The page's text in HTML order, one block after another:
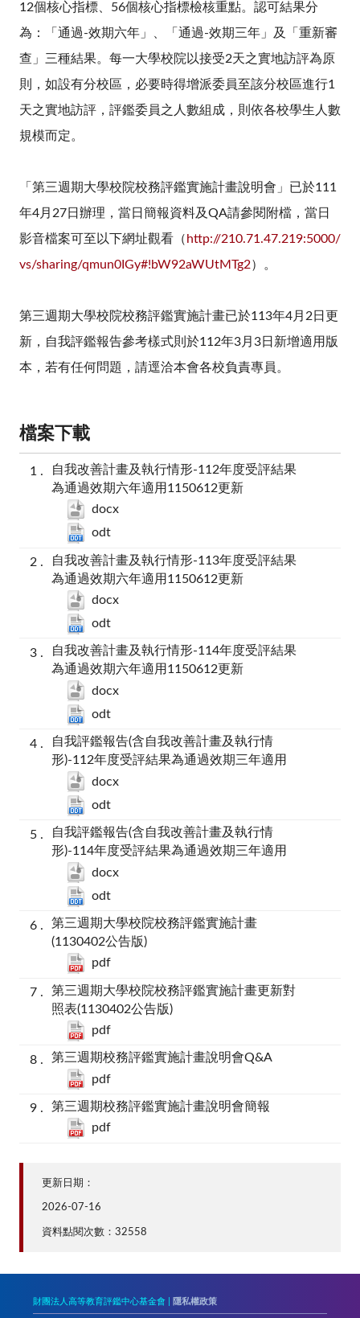
12個核心指標、56個核心指標檢核重點。認可結果分
為：「通過-效期六年」、「通過-效期三年」及「重新審
查」三種結果。每一大學校院以接受2天之實地訪評為原
則，如設有分校區，必要時得增派委員至該分校區進行1
天之實地訪評，評鑑委員之人數組成，則依各校學生人數
規模而定。
「第三週期大學校院校務評鑑實施計畫說明會」已於111
年4月27日辦理，當日簡報資料及QA請參閱附檔，當日
影音檔案可至以下網址觀看（ http://210.71.47.219:5000/
vs/sharing/qmun0IGy#!bW92aWUtMTg2）。
第三週期大學校院校務評鑑實施計畫已於113年4月2日更
新，自我評鑑報告參考樣式則於112年3月3日新增適用版
本 ，若有任何問題，請逕洽本會各校負責專員。
檔案下載
自我改善計畫及執行情形-112年度受評結果
為通過效期六年適用1150612更新
docx
odt
自我改善計畫及執行情形-113年度受評結果
為通過效期六年適用1150612更新
docx
odt
自我改善計畫及執行情形-114年度受評結果
為通過效期六年適用1150612更新
docx
odt
自我評鑑報告(含自我改善計畫及執行情
形)-112年度受評結果為通過效期三年適用
docx
odt
自我評鑑報告(含自我改善計畫及執行情
形)-114年度受評結果為通過效期三年適用
docx
odt
第三週期大學校院校務評鑑實施計畫
(1130402公告版)
pdf
第三週期大學校院校務評鑑實施計畫更新對
照表(1130402公告版)
pdf
第三週期校務評鑑實施計畫說明會Q&A
pdf
第三週期校務評鑑實施計畫說明會簡報
pdf
更新日期：
2026-07-16
資料點閱次數：32558
財團法人高等教育評鑑中心基金會 | 隱私權政策